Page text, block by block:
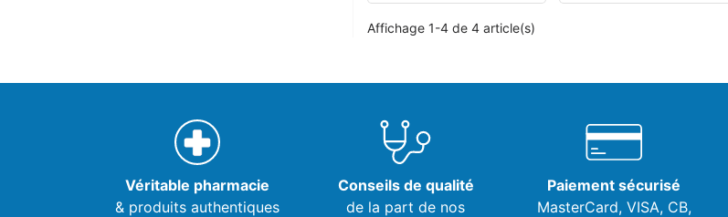
Affichage 1-4 de 4 article(s)
Véritable pharmacie
& produits authentiques
Conseils de qualité
de la part de nos
Paiement sécurisé
MasterCard, VISA, CB,